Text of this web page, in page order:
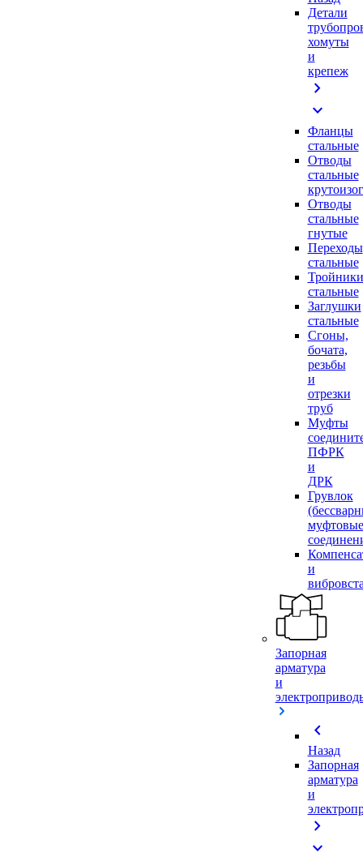
Детали
хомуты
и
крепеж
chevron_right
expand_more
Фланцы
стальные
Отводы
стальные
Отводы
стальные
гнутые
Переходы
стальные
Тройники
стальные
Заглушки
стальные
Сгоны,
бочата,
резьбы
и
отрезки
труб
Муфты
ПФРК
и
ДРК
Грувлок
муфтовые
и
Запорная
арматура
и
chevron_left
Назад
Запорная
арматура
и
chevron_right
expand_more